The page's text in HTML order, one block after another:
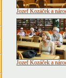
Jozef Kozáček a
Jozef Kozáček a